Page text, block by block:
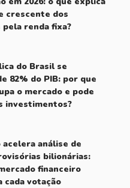
crescente dos
renda fixa?
do Brasil se
82% do PIB: por que
o mercado e pode
investimentos?
acelera análise de
bilionárias:
financeiro
cada votação